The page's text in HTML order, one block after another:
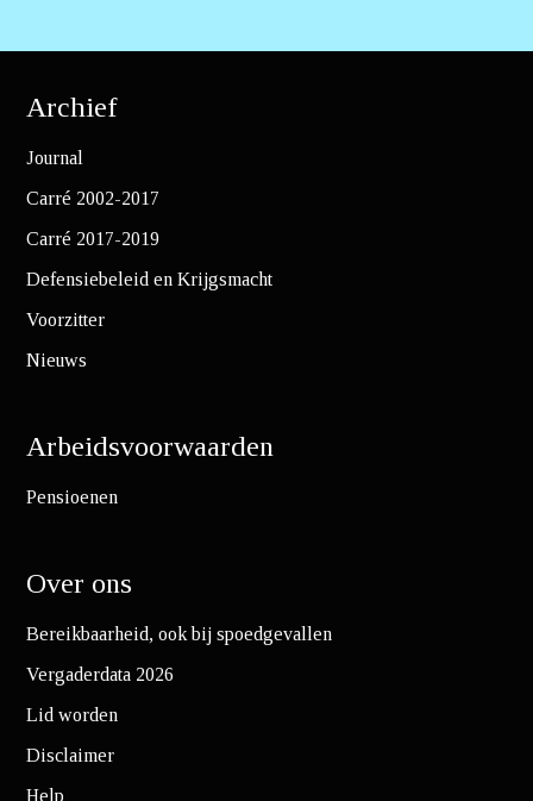
Archief
Journal
Carré 2002-2017
Carré 2017-2019
Defensiebeleid en Krijgsmacht
Voorzitter
Nieuws
Arbeidsvoorwaarden
Pensioenen
Over ons
Bereikbaarheid, ook bij spoedgevallen
Vergaderdata 2026
Lid worden
Disclaimer
Help